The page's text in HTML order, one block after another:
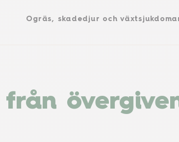
Ogräs, skadedjur och
från